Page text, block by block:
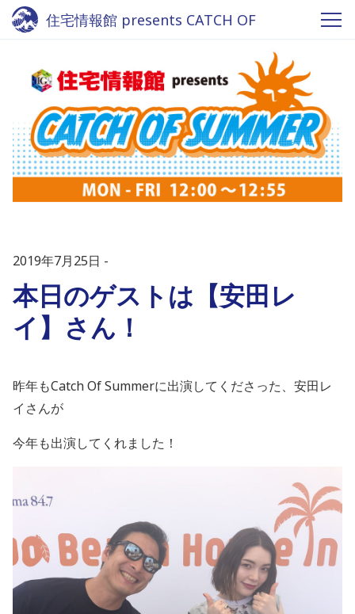
住宅情報館 presents CATCH OF
2019年7月25日
本日のゲストは【安田レ
イ】さん！
昨年もCatch Of Summerに出演してくださった、安田レ
イさんが
今年も出演してくれました！